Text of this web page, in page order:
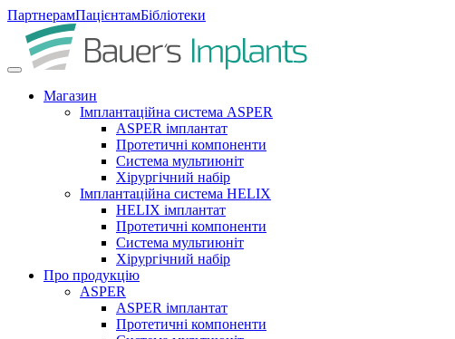
ПартнерамПацієнтамБібліотеки
Магазин
Імплантаційна система ASPER
ASPER імплантат
Протетичні компоненти
Система мультиюніт
Хірургічний набір
Імплантаційна система HELIX
HELIX імплантат
Протетичні компоненти
Система мультиюніт
Хірургічний набір
Про продукцію
ASPER
ASPER імплантат
Протетичні компоненти